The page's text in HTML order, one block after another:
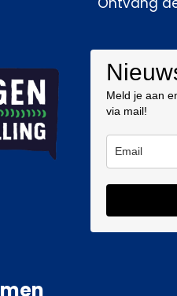
Meld je aan
via mail!